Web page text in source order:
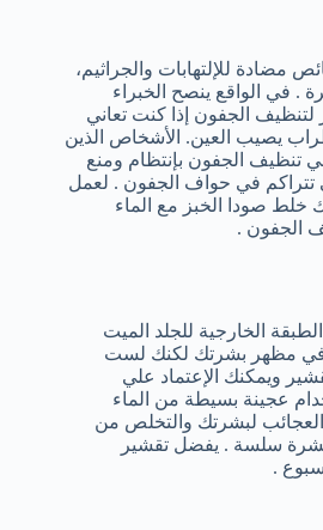
مضادة للإلتهابات والجراثيم،
. في الواقع ينصح الخبراء
الجفون إذا كنت تعاني
يصيب العين. الأشخاص الذين
تنظيف الجفون بإنتظام ومنع
تتراكم في حواف الجفون . لعمل
صودا الخبز مع الماء
الجفون .
الخارجية للجلد الميت
في مظهر بشرتك لكنك لست
ويمكنك الإعتماد علي
عجينة بسيطة من الماء
لبشرتك والتخلص من
بشرة سلسة . يفضل تقشير
.